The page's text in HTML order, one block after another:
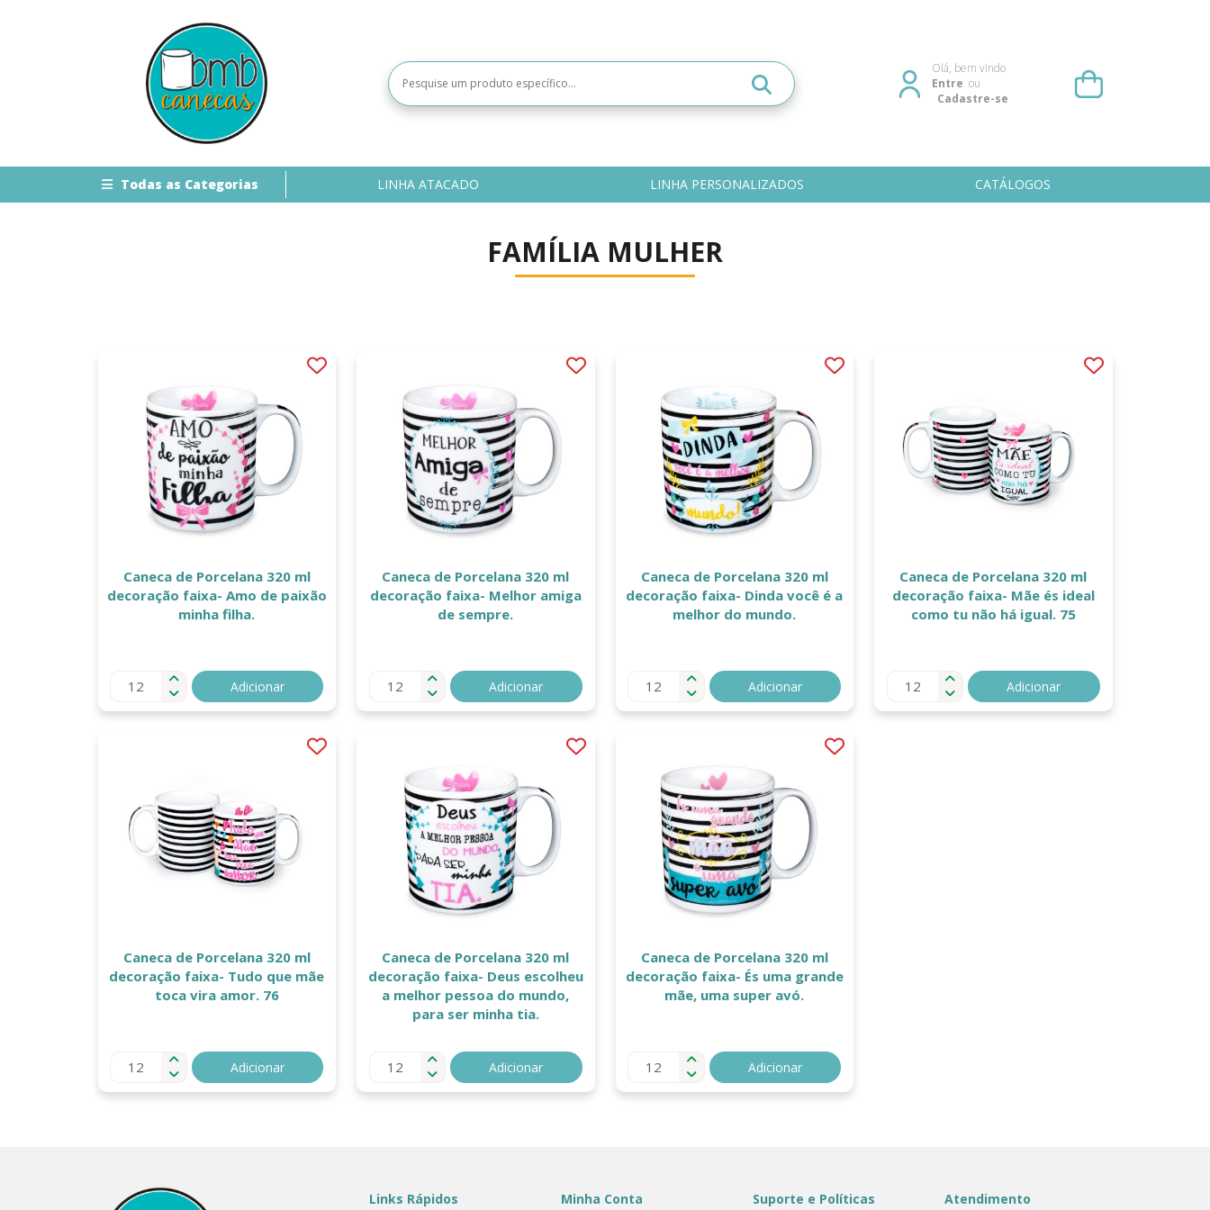
Olá, bem vindo
Entreou
Cadastre-se
Todas as Categorias LINHA ATACADO LINHA PERSONALIZADOS CATÁLOGOS
FAMÍLIA MULHER
Caneca de Porcelana 320 ml
decoração faixa- Amo de paixão
minha filha.
Adicionar
Caneca de Porcelana 320 ml
decoração faixa- Melhor amiga
de sempre.
Adicionar
Caneca de Porcelana 320 ml
decoração faixa- Dinda você é a
melhor do mundo.
Adicionar
Caneca de Porcelana 320 ml
decoração faixa- Mãe és ideal
como tu não há igual. 75
Adicionar
Caneca de Porcelana 320 ml
decoração faixa- Tudo que mãe
toca vira amor. 76
Adicionar
Caneca de Porcelana 320 ml
decoração faixa- Deus escolheu
a melhor pessoa do mundo,
para ser minha tia.
Adicionar
Caneca de Porcelana 320 ml
decoração faixa- És uma grande
mãe, uma super avó.
Adicionar
Links Rápidos Minha Conta Suporte e Políticas Atendimento